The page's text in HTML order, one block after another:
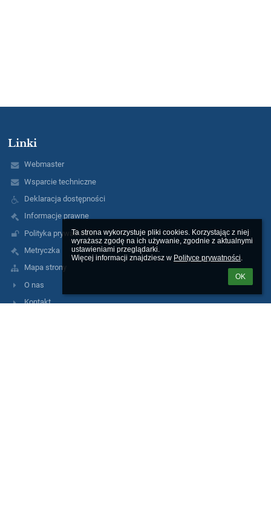
Ta strona wykorzystuje pliki cookies. Korzystając z niej
wyrażasz zgodę na ich używanie, zgodnie z aktualnymi
ustawieniami przeglądarki.
Więcej informacji znajdziesz w Polityce prywatności.
OK
Linki
Webmaster
Wsparcie techniczne
Deklaracja dostępności
Informacje prawne
Polityka prywatności
Metryczka
Mapa strony
O nas
Kontakt